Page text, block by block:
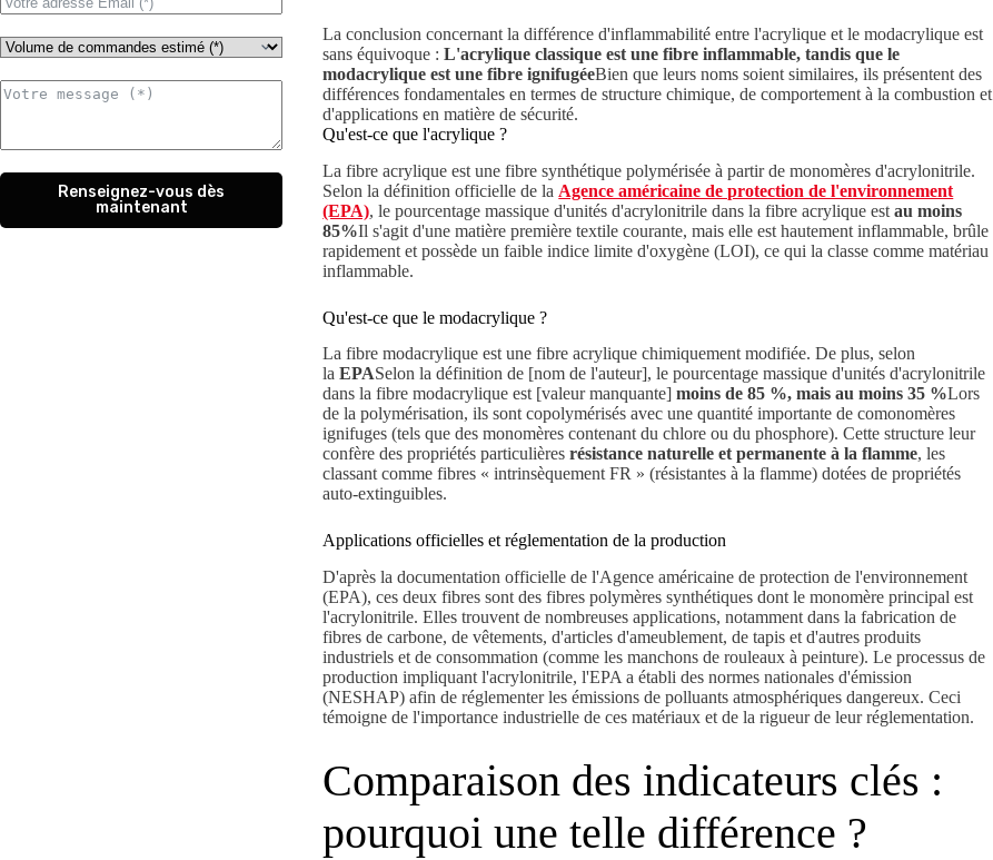
La conclusion concernant la différence d'inflammabilité entre l'acrylique et le modacrylique est
sans équivoque :L'acrylique classique est une fibre inflammable, tandis que le
modacrylique est une fibre ignifugéeBien que leurs noms soient similaires, ils présentent des
différences fondamentales en termes de structure chimique, de comportement à la combustion et
d'applications en matière de sécurité.
Qu'est-ce que l'acrylique ?
La fibre acrylique est une fibre synthétique polymérisée à partir de monomères d'acrylonitrile.
Selon la définition officielle de la Agence américaine de protection de l'environnement
(EPA), le pourcentage massique d'unités d'acrylonitrile dans la fibre acrylique estau moins
85%Il s'agit d'une matière première textile courante, mais elle est hautement inflammable, brûle
rapidement et possède un faible indice limite d'oxygène (LOI), ce qui la classe comme matériau
inflammable.
Qu'est-ce que le modacrylique ?
La fibre modacrylique est une fibre acrylique chimiquement modifiée. De plus, selon
laEPASelon la définition de [nom de l'auteur], le pourcentage massique d'unités d'acrylonitrile
dans la fibre modacrylique est [valeur manquante]moins de 85 %, mais au moins 35 %Lors
de la polymérisation, ils sont copolymérisés avec une quantité importante de comonomères
ignifuges (tels que des monomères contenant du chlore ou du phosphore). Cette structure leur
confère des propriétés particulièresrésistance naturelle et permanente à la flamme, les
classant comme fibres « intrinsèquement FR » (résistantes à la flamme) dotées de propriétés
auto-extinguibles.
Applications officielles et réglementation de la production
D'après la documentation officielle de l'Agence américaine de protection de l'environnement
(EPA), ces deux fibres sont des fibres polymères synthétiques dont le monomère principal est
l'acrylonitrile. Elles trouvent de nombreuses applications, notamment dans la fabrication de
fibres de carbone, de vêtements, d'articles d'ameublement, de tapis et d'autres produits
industriels et de consommation (comme les manchons de rouleaux à peinture). Le processus de
production impliquant l'acrylonitrile, l'EPA a établi des normes nationales d'émission
(NESHAP) afin de réglementer les émissions de polluants atmosphériques dangereux. Ceci
témoigne de l'importance industrielle de ces matériaux et de la rigueur de leur réglementation.
Comparaison des indicateurs clés :
pourquoi une telle différence ?
Renseignez-vous dès
maintenant